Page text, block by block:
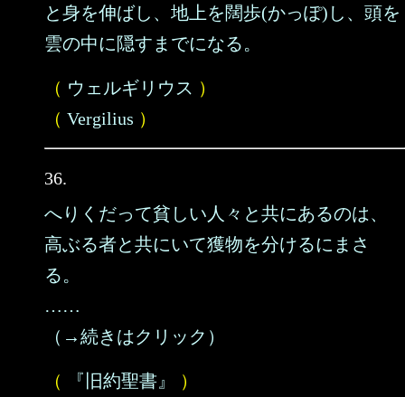
と身を伸ばし、地上を闊歩(かっぽ)し、頭を
雲の中に隠すまでになる。
（ ウェルギリウス ）
（ Vergilius ）
36.
へりくだって貧しい人々と共にあるのは、
高ぶる者と共にいて獲物を分けるにまさ
る。
……
（→続きはクリック）
（ 『旧約聖書』
）